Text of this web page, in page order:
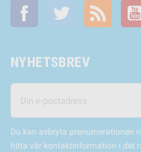
Facebook Twitter RSS
NYHETSBREV
Du kan avbryta prenumerationen
hitta vår kontaktinformation i det